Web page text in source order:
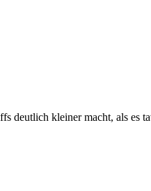
deutlich kleiner macht, als es